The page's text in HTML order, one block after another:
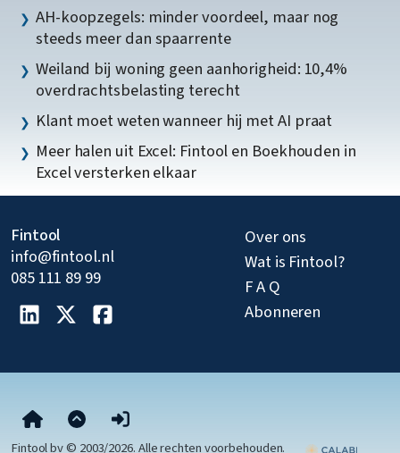
AH-koopzegels: minder voordeel, maar nog
steeds meer dan spaarrente
Weiland bij woning geen aanhorigheid: 10,4%
overdrachtsbelasting terecht
Klant moet weten wanneer hij met AI praat
Meer halen uit Excel: Fintool en Boekhouden in
Excel versterken elkaar
Fintool
info@fintool.nl
085 111 89 99
Over ons
Wat is Fintool?
F A Q
Abonneren
Fintool bv © 2003/2026. Alle rechten voorbehouden.